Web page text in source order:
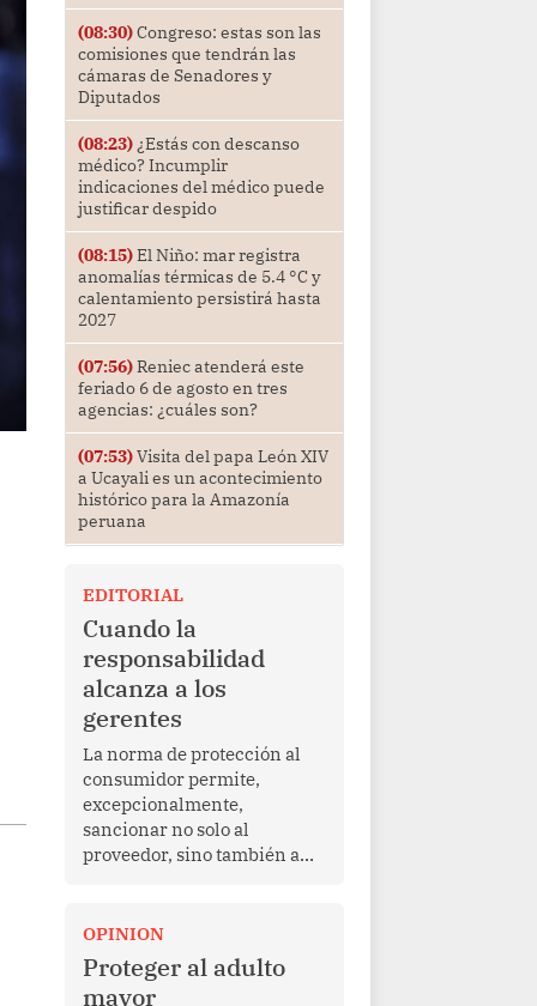
(08:30)Congreso: estas son las
comisiones que tendrán las
cámaras de Senadores y
Diputados
(08:23)¿Estás con descanso
médico? Incumplir
indicaciones del médico puede
justificar despido
(08:15)El Niño: mar registra
anomalías térmicas de 5.4 °C y
calentamiento persistirá hasta
2027
(07:56)Reniec atenderá este
feriado 6 de agosto en tres
agencias: ¿cuáles son?
(07:53)Visita del papa León XIV
a Ucayali es un acontecimiento
histórico para la Amazonía
peruana
EDITORIAL
Cuando la
responsabilidad
alcanza a los
gerentes
La norma de protección al
consumidor permite,
excepcionalmente,
sancionar no solo al
proveedor, sino también a
gerencia o administración,
siempre que estas personas
hayan participado con dolo o
OPINION
Proteger al adulto
mayor